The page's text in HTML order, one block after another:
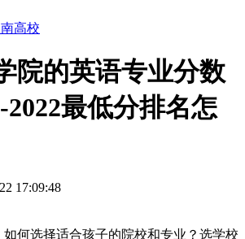
高校
院的英语专业分数
2022最低分排名怎
17:09:48
何选择适合孩子的院校和专业？选学校